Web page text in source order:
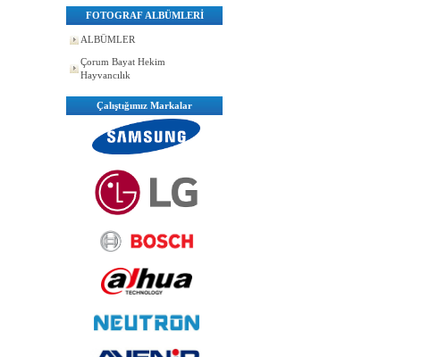
FOTOGRAF ALBÜMLERİ
ALBÜMLER
Çorum Bayat Hekim
Hayvancılık
Çalıştığımız Markalar